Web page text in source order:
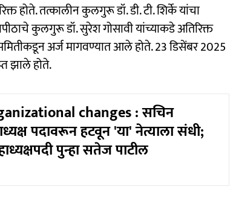
होते. तत्कालीन कुलगुरू डॉ. डी. टी. शिर्के यांचा
कुलगुरू डॉ. सुरेश गोसावी यांच्याकडे अतिरिक्त
अर्ज मागवण्यात आले होते. 23 डिसेंबर 2025
झाले होते.
changes : सचिन
पदावरून हटवून 'या' नेत्याला संधी;
पुन्हा सतेज पाटील